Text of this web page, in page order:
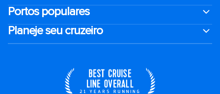
Portos populares
Planeje seu cruzeiro